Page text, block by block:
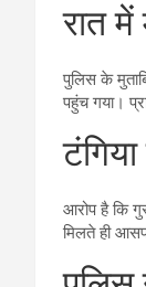
रात
पुलिस के
पहुंच गया।
आरोप है कि
मिलते ही